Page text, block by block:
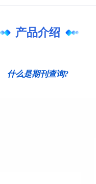
产品介绍
什么是期刊查询?